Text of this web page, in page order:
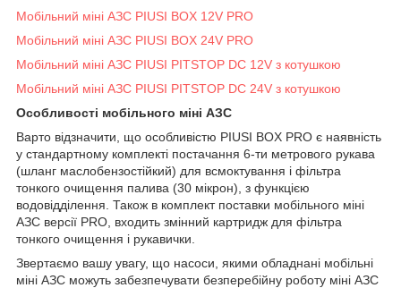
Мобільний міні АЗС PIUSI BOX 12V PRO
Мобільний міні АЗС PIUSI BOX 24V PRO
Мобільний міні АЗС PIUSI PITSTOP DC 12V з котушкою
Мобільний міні АЗС PIUSI PITSTOP DC 24V з котушкою
Особливості мобільного міні АЗС
Варто відзначити, що особливістю PIUSI BOX PRO є наявність
у стандартному комплекті постачання 6-ти метрового рукава
(шланг маслобензостійкий) для всмоктування і фільтра
тонкого очищення палива (30 мікрон), з функцією
водовідділення. Також в комплект поставки мобільного міні
АЗС версії PRO, входить змінний картридж для фільтра
тонкого очищення і рукавички.
Звертаємо вашу увагу, що насоси, якими обладнані мобільні
міні АЗС можуть забезпечувати безперебійну роботу міні АЗС